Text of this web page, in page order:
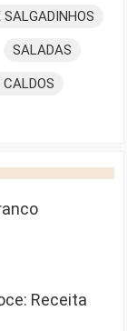
SALGADINHOS
SALADAS
CALDOS
Receita